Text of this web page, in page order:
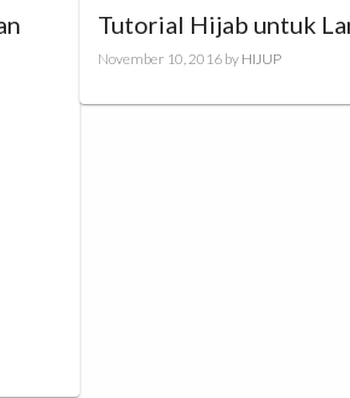
Tutorial Hijab untuk
November 10, 2016 by HIJUP